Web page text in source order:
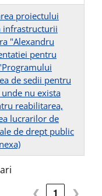
proiectului
infrastructurii
"Alexandru
pentru
de sedii pentru
nu exista
reabilitarea,
lucrarilor de
de drept public
❮ 1 ❯